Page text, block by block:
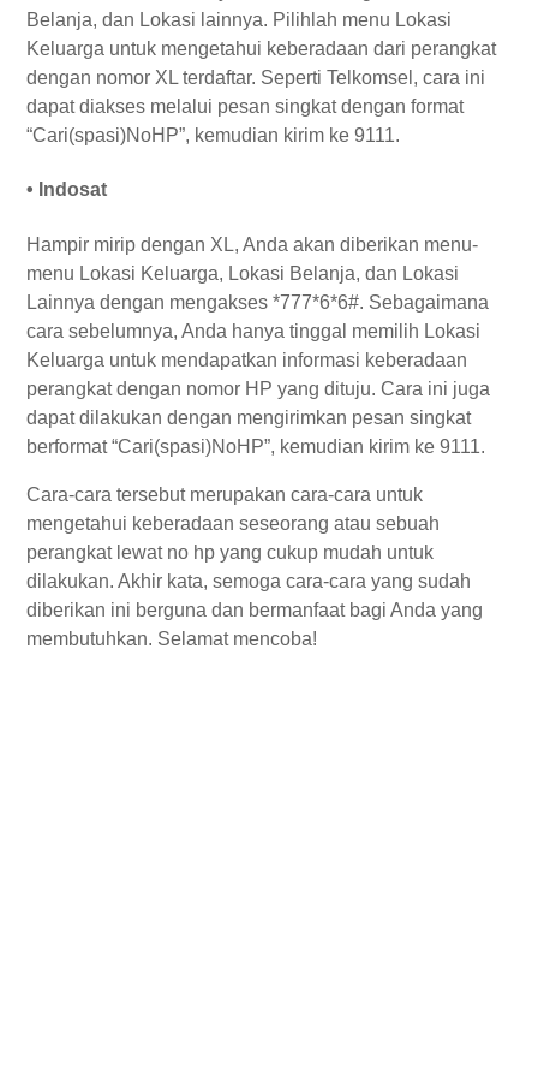
Belanja, dan Lokasi lainnya. Pilihlah menu Lokasi
Keluarga untuk mengetahui keberadaan dari perangkat
dengan nomor XL terdaftar. Seperti Telkomsel, cara ini
dapat diakses melalui pesan singkat dengan format
“Cari(spasi)NoHP”, kemudian kirim ke 9111.
• Indosat
Hampir mirip dengan XL, Anda akan diberikan menu-
menu Lokasi Keluarga, Lokasi Belanja, dan Lokasi
Lainnya dengan mengakses *777*6*6#. Sebagaimana
cara sebelumnya, Anda hanya tinggal memilih Lokasi
Keluarga untuk mendapatkan informasi keberadaan
perangkat dengan nomor HP yang dituju. Cara ini juga
dapat dilakukan dengan mengirimkan pesan singkat
berformat “Cari(spasi)NoHP”, kemudian kirim ke 9111.
Cara-cara tersebut merupakan cara-cara untuk
mengetahui keberadaan seseorang atau sebuah
perangkat lewat no hp yang cukup mudah untuk
dilakukan. Akhir kata, semoga cara-cara yang sudah
diberikan ini berguna dan bermanfaat bagi Anda yang
membutuhkan. Selamat mencoba!